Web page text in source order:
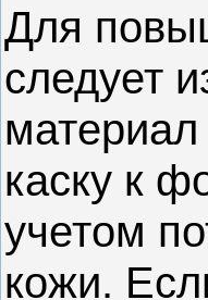
Для
следует
каску к
учетом
кожи.